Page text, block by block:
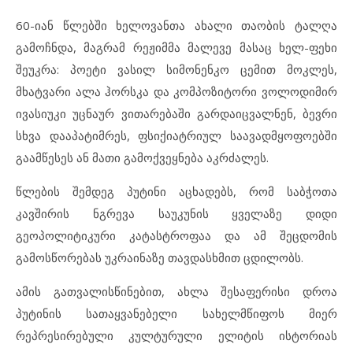
60-იან წლებში ხელოვანთა ახალი თაობის ტალღა
გამოჩნდა, მაგრამ რეჟიმმა მალევე მასაც ხელ-ფეხი
შეუკრა: პოეტი ვასილ სიმონენკო ცემით მოკლეს,
მხატვარი ალა ჰორსკა და კომპოზიტორი ვოლოდიმირ
ივასიუკი უცნაურ ვითარებაში გარდაიცვალნენ, ბევრი
სხვა დააპატიმრეს, ფსიქიატრიულ საავადმყოფოებში
გაამწესეს ან მათი გამოქვეყნება აკრძალეს.
წლების შემდეგ პუტინი აცხადებს, რომ საბჭოთა
კავშირის ნგრევა საუკუნის ყველაზე დიდი
გეოპოლიტიკური კატასტროფაა და ამ შეცდომის
გამოსწორებას უკრაინაზე თავდასხმით ცდილობს.
ამის გათვალისწინებით, ახლა შესაფერისი დროა
პუტინის სათაყვანებელი სახელმწიფოს მიერ
რეპრესირებული კულტურული ელიტის ისტორიას